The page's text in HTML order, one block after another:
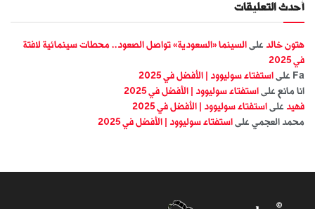
أحدث التعليقات
هتون خالد على السينما «السعودية» تواصل الصعود.. محطات سينمائية لافتة
في 2025
Fa على استفتاء سوليوود | الأفضل في 2025
انا مانع على استفتاء سوليوود | الأفضل في 2025
فهيد على استفتاء سوليوود | الأفضل في 2025
محمد العجمي على استفتاء سوليوود | الأفضل في 2025